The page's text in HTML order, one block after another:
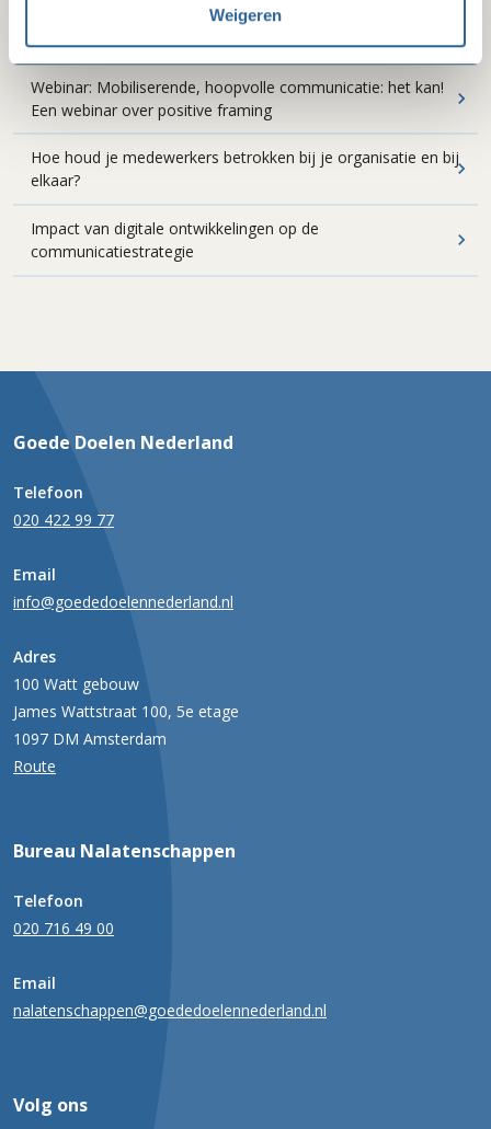
Weigeren
Webinar: Mobiliserende, hoopvolle communicatie: het kan!
Een webinar over positive framing
Hoe houd je medewerkers betrokken bij je organisatie en bij
elkaar?
Impact van digitale ontwikkelingen op de
communicatiestrategie
Goede Doelen Nederland
Telefoon
020 422 99 77
Email
info@goededoelennederland.nl
Adres
100 Watt gebouw
James Wattstraat 100, 5e etage
1097 DM Amsterdam
Route
Bureau Nalatenschappen
Telefoon
020 716 49 00
Email
nalatenschappen@goededoelennederland.nl
Volg ons